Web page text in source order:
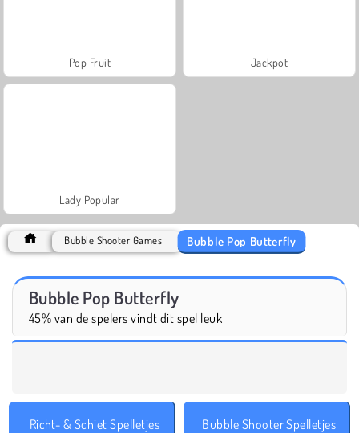
Pop Fruit Jackpot
Lady Popular
Bubble Shooter Games Bubble Pop Butterfly
Bubble Pop Butterfly
45% van de spelers vindt dit spel leuk
Richt- & Schiet Spelletjes Bubble Shooter Spelletjes